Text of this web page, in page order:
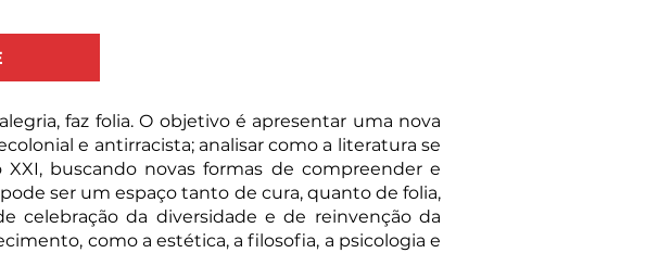
faz folia. O objetivo é apresentar uma nova
e antirracista; analisar como a literatura se
buscando novas formas de compreender e
ser um espaço tanto de cura, quanto de folia,
celebração da diversidade e de reinvenção da
como a estética, a filosofia, a psicologia e